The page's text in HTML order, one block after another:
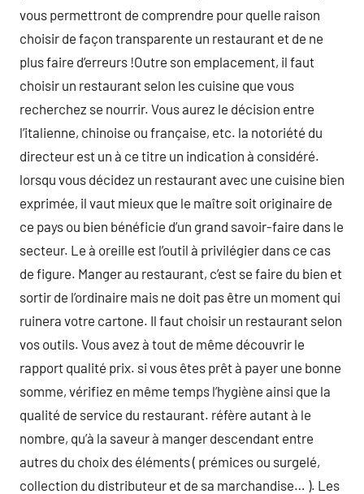
vous permettront de comprendre pour quelle raison
choisir de façon transparente un restaurant et de ne
plus faire d’erreurs !Outre son emplacement, il faut
choisir un restaurant selon les cuisine que vous
recherchez se nourrir. Vous aurez le décision entre
l’italienne, chinoise ou française, etc. la notoriété du
directeur est un à ce titre un indication à considéré.
lorsqu vous décidez un restaurant avec une cuisine bien
exprimée, il vaut mieux que le maître soit originaire de
ce pays ou bien bénéficie d’un grand savoir-faire dans le
secteur. Le à oreille est l’outil à privilégier dans ce cas
de figure. Manger au restaurant, c’est se faire du bien et
sortir de l’ordinaire mais ne doit pas être un moment qui
ruinera votre cartone. Il faut choisir un restaurant selon
vos outils. Vous avez à tout de même découvrir le
rapport qualité prix. si vous êtes prêt à payer une bonne
somme, vérifiez en même temps l’hygiène ainsi que la
qualité de service du restaurant. réfère autant à le
nombre, qu’à la saveur à manger descendant entre
autres du choix des éléments ( prémices ou surgelé,
collection du distributeur et de sa marchandise… ). Les